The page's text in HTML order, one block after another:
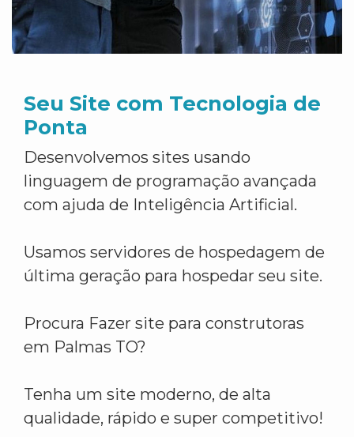
Seu Site com Tecnologia de
Ponta
Desenvolvemos sites usando
linguagem de programação avançada
com ajuda de Inteligência Artificial.
Usamos servidores de hospedagem de
última geração para hospedar seu site.
Procura Fazer site para construtoras
em Palmas TO?
Tenha um site moderno, de alta
qualidade, rápido e super competitivo!